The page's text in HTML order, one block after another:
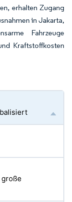
erhalten Zugang
in Jakarta,
Fahrzeuge
Kraftstoffkosten
große